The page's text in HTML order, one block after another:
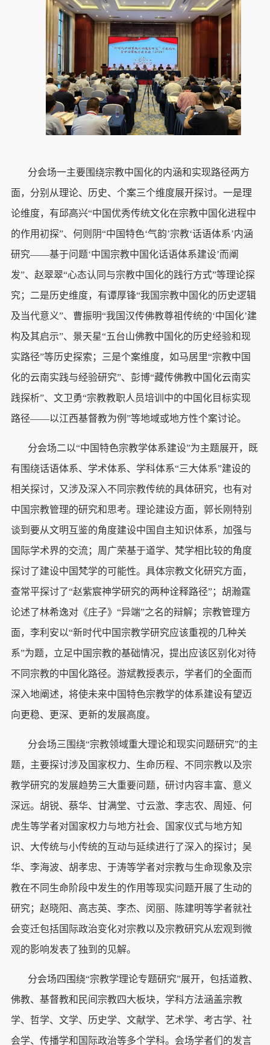
分会场一主要围绕宗教中国化的内涵和实现路径两方
面，分别从理论、历史、个案三个维度展开探讨。一是理
论维度，有邱高兴“中国优秀传统文化在宗教中国化进程中
的作用初探”、何则阴“中国特色‘气韵’宗教‘话语体系’内涵
研究——基于问题‘中国宗教中国化话语体系建设’而阐
发”、赵翠翠“心态认同与宗教中国化的践行方式”等理论探
究；二是历史维度，有谭厚锋“我国宗教中国化的历史逻辑
及当代意义”、曹振明“我国汉传佛教尊祖传统的‘中国化’建
构及其启示”、景天星“五台山佛教中国化的历史经验和现
实路径”等历史探索；三是个案维度，如马居里“宗教中国
化的云南实践与经验研究”、彭博“藏传佛教中国化云南实
践探析”、文卫勇“宗教教职人员培训中的中国化目标实现
路径——以江西基督教为例”等地域或地方性个案讨论。
分会场二以“中国特色宗教学体系建设”为主题展开，既
有围绕话语体系、学术体系、学科体系“三大体系”建设的
相关探讨，又涉及深入不同宗教传统的具体研究，也有对
中国宗教管理的研究和思考。理论建设方面，郭长刚特别
谈到要从文明互鉴的角度建设中国自主知识体系，加强与
国际学术界的交流；周广荣基于道学、梵学相比较的角度
探讨了建设中国梵学的可能性。具体宗教文化研究方面，
查常平探讨了“赵紫宸神学研究的两种诠释路径”；胡瀚霆
论述了林希逸对《庄子》“异端”之名的辩解；宗教管理方
面，李利安以“新时代中国宗教学研究应该重视的几种关
系”为题，立足中国宗教的基础情况，提出应该区别化对待
不同宗教的中国化路径。游斌教授表示，学者们的全面而
深入地阐述，将使未来中国特色宗教学的体系建设有望迈
向更稳、更深、更新的发展高度。
分会场三围绕“宗教领域重大理论和现实问题研究”的主
题，主要探讨涉及国家权力、生命历程、不同宗教以及宗
教学研究的发展趋势三大重要问题，研讨内容丰富、意义
深远。胡锐、蔡华、甘满堂、寸云激、李志农、周娅、何
虎生等学者对国家权力与地方社会、国家仪式与地方知
识、大传统与小传统的互动与延续进行了深入的探讨；吴
华、李海波、胡孝忠、于涛等学者对宗教与生命现象及宗
教在不同生命阶段中发生的作用等现实问题开展了生动的
研究；赵晓阳、高志英、李杰、闵丽、陈建明等学者就社
会变迁包括国际政治变化对宗教以及宗教研究从宏观到微
观的影响发表了独到的见解。
分会场四围绕“宗教学理论专题研究”展开，包括道教、
佛教、基督教和民间宗教四大板块，学科方法涵盖宗教
学、哲学、文学、历史学、文献学、艺术学、考古学、社
会学、传播学和国际政治等多个学科。会场学者们的发言